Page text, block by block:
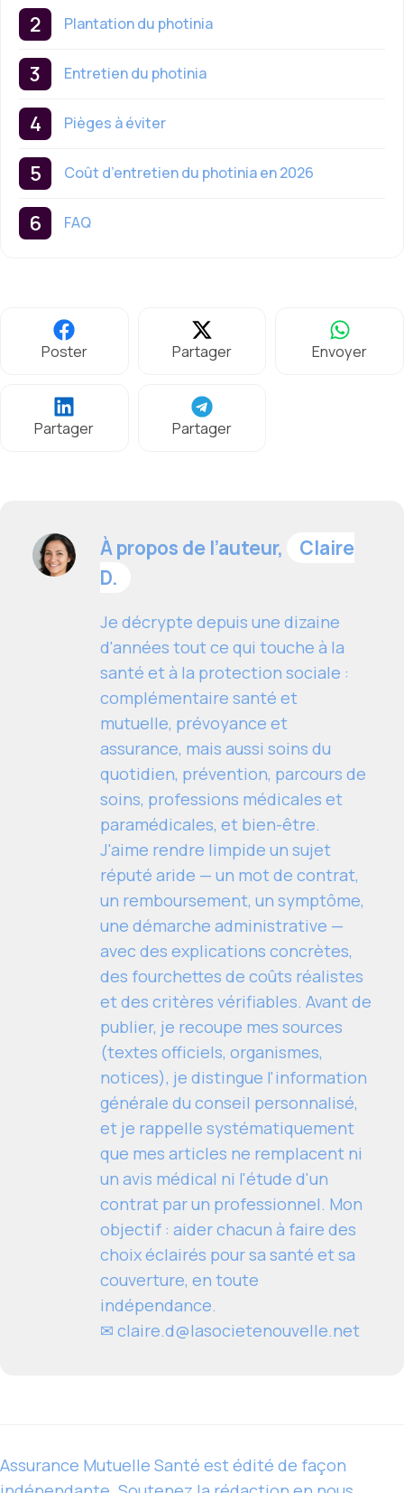
Plantation du photinia
Entretien du photinia
Pièges à éviter
Coût d’entretien du photinia en 2026
FAQ
Poster Partager Envoyer
Partager Partager
À propos de l’auteur,
Claire
D.
Je décrypte depuis une dizaine
d'années tout ce qui touche à la
santé et à la protection sociale :
complémentaire santé et
mutuelle, prévoyance et
assurance, mais aussi soins du
quotidien, prévention, parcours de
soins, professions médicales et
paramédicales, et bien-être.
J'aime rendre limpide un sujet
réputé aride — un mot de contrat,
un remboursement, un symptôme,
une démarche administrative —
avec des explications concrètes,
des fourchettes de coûts réalistes
et des critères vérifiables. Avant de
publier, je recoupe mes sources
(textes officiels, organismes,
notices), je distingue l'information
générale du conseil personnalisé,
et je rappelle systématiquement
que mes articles ne remplacent ni
un avis médical ni l'étude d'un
contrat par un professionnel. Mon
objectif : aider chacun à faire des
choix éclairés pour sa santé et sa
couverture, en toute
indépendance.
✉ claire.d@lasocietenouvelle.net
Assurance Mutuelle Santé est édité de façon